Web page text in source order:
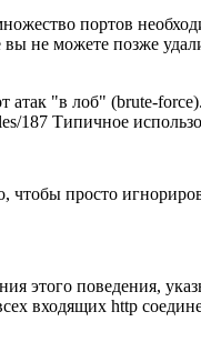
портов
можете позже
"в лоб" (brute-
187 Типичное
просто
этого поведения,
входящих http